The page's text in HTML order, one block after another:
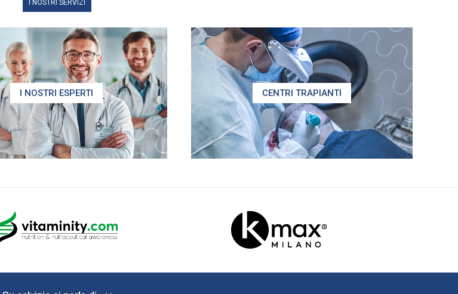
I NOSTRI SERVIZI
I NOSTRI ESPERTI CENTRI TRAPIANTI